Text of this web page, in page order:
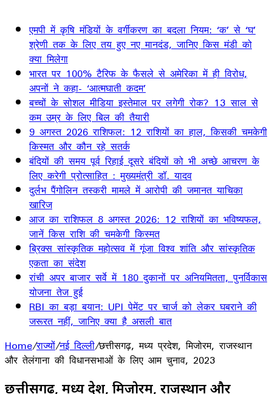
एमपी में कृषि मंडियों के वर्गीकरण का बदला नियम: ‘क’ से ‘घ’
श्रेणी तक के लिए तय हुए नए मानदंड, जानिए किस मंडी को
क्या मिलेगा
भारत पर 100% टैरिफ के फैसले से अमेरिका में ही विरोध,
अपनों ने कहा- ‘आत्मघाती कदम’
बच्चों के सोशल मीडिया इस्तेमाल पर लगेगी रोक? 13 साल से
कम उम्र के लिए बिल की तैयारी
9 अगस्त 2026 राशिफल: 12 राशियों का हाल, किसकी चमकेगी
किस्मत और कौन रहे सतर्क
बंदियों की समय पूर्व रिहाई दूसरे बंदियों को भी अच्छे आचरण के
लिए करेगी प्रोत्साहित : मुख्यमंत्री डॉ. यादव
दुर्लभ पैंगोलिन तस्करी मामले में आरोपी की जमानत याचिका
खारिज
आज का राशिफल 8 अगस्त 2026: 12 राशियों का भविष्यफल,
जानें किस राशि की चमकेगी किस्मत
ब्रिक्स सांस्कृतिक महोत्सव में गूंजा विश्व शांति और सांस्कृतिक
एकता का संदेश
रांची अपर बाजार सर्वे में 180 दुकानों पर अनियमितता, पुनर्विकास
योजना तेज हुई
RBI का बड़ा बयान: UPI पेमेंट पर चार्ज को लेकर घबराने की
जरूरत नहीं, जानिए क्या है असली बात
Home/राज्यों/नई दिल्ली/छत्तीसगढ़, मध्य प्रदेश, मिजोरम, राजस्थान
और तेलंगाना की विधानसभाओं के लिए आम चुनाव, 2023
छत्तीसगढ़, मध्य प्रदेश, मिजोरम, राजस्थान और